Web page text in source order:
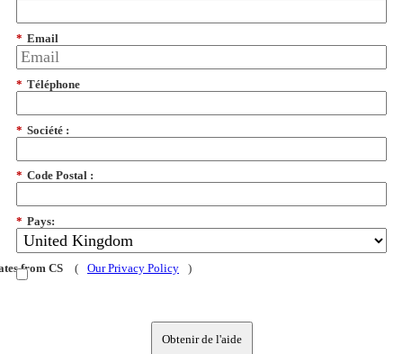
* Email
* Téléphone
* Société :
* Code Postal :
* Pays:
from CS ( Our Privacy Policy )
Obtenir de l'aide